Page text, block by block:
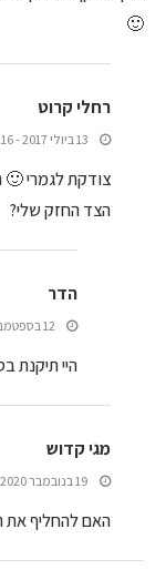
🙂
רחלי קרוט
13 ביולי 2017 - 20:16
צודקת לגמרי
הצד החזק שלי?
הדר
12 בספטמבר 2019 - 20:41
היי תיקנת
מגי קדוש
19 בנובמבר 2020 - 16:18
האם להחליף את